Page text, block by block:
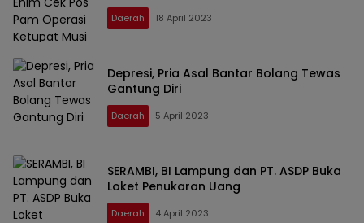
Daerah 18 April 2023
Depresi, Pria Asal Bantar Bolang Tewas
Gantung Diri
Daerah 5 April 2023
SERAMBI, BI Lampung dan PT. ASDP Buka
Loket Penukaran Uang
Daerah 4 April 2023